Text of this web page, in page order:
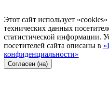
Этот сайт использует
технических данных
статистической информации.
посетителей сайта описаны в
конфиденциальности»
Согласен (на)